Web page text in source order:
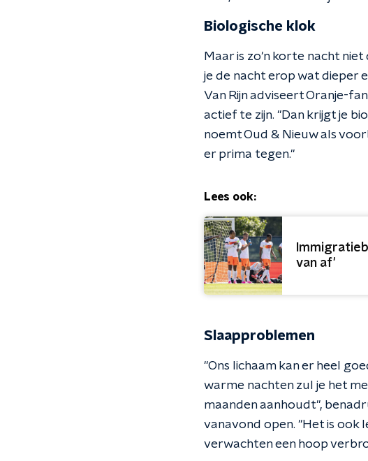
Biologische klok
Maar is zo'n korte nacht
je de nacht erop wat dieper
Van Rijn adviseert Oranje-
actief te zijn. "Dan krijgt je
noemt Oud & Nieuw als
er prima tegen."
Lees ook:
van af'
Slaapproblemen
"Ons lichaam kan er heel
warme nachten zul je het
maanden aanhoudt",
vanavond open. "Het is ook
verwachten een hoop